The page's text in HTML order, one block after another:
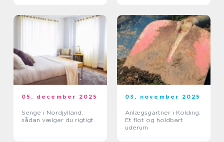
05. december 2025
Senge i Nordjylland:
sådan vælger du rigtigt
03. november 2025
Anlægsgartner i Kolding:
Et flot og holdbart
uderum